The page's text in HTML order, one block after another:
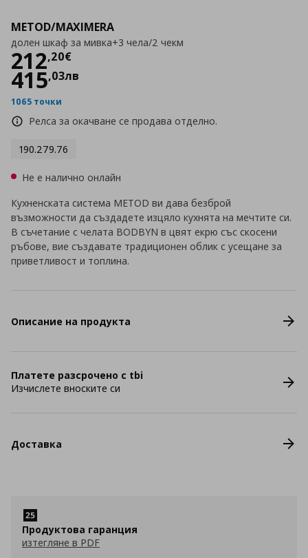
METOD/MAXIMERA
долен шкаф за мивка+3 чела/2 чекм
212,20€
Цена
415,03лв
1065 точки
Релса за окачване се продава отделно.
190.279.76
Не е налично онлайн
Кухненската система METOD ви дава безброй
възможности да създадете изцяло кухнята на мечтите си.
В съчетание с челата BODBYN в цвят екрю със скосени
ръбове, вие създавате традиционен облик с усещане за
приветливост и топлина.
Описание на продукта
Платете разсрочено с tbi
Изчислете вноските си
Доставка
Продуктова гаранция
изтегляне в PDF